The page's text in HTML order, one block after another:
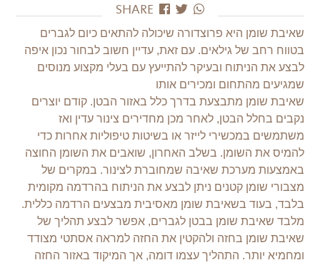
SHARE
שאיבת שומן היא פרוצדורה שיכולה להתאים כיום לגברים
בטווח רחב של גילאים. עם זאת, עדיין חשוב לבחור נכון איפה
לבצע את הניתוח ובעיקר להתייעץ עם בעלי מקצוע מנוסים
שמגיעים מהתחום ומכירים אותו
שאיבת שומן מתבצעת בדרך כלל באזור הבטן. קודם יוצרים
נקבים בחלל הבטן, לאחר מכן מחדירים צינור עדין ואז
משתמשים במכשירי לייזר או בשיטות טיפוליות אחרות כדי
להמיס את השומן. בשלב האחרון, שואבים את השומן החוצה
באמצעות מערכת שאיבה שמחוברת לצינור. במקרים של
מצבורי שומן קטנים ניתן לבצע את הניתוח בהרדמה מקומית
בלבד, בעוד בשאיבת שומן מאסיבית מבצעים הרדמה כללית.
מלבד שאיבת שומן בבטן לגברים, אפשר לבצע תהליך של
שאיבת שומן בחזה ולהקטין את החזה למראה אסתטי מצודד
ומחמיא יותר. התהליך עצמו דומה, אך המיקוד באזור החזה